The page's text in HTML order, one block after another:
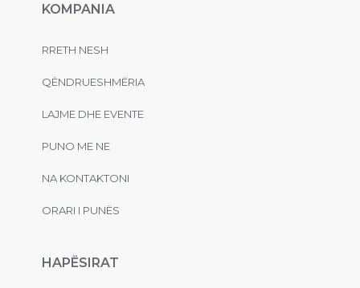
KOMPANIA
RRETH NESH
QËNDRUESHMËRIA
LAJME DHE EVENTE
PUNO ME NE
NA KONTAKTONI
ORARI I PUNËS
HAPËSIRAT